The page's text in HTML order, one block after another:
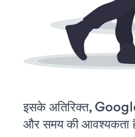
इसके अतिरिक्त,
और समय की आवश्यकता